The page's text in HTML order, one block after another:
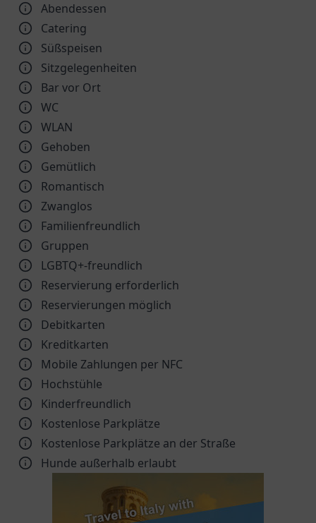
Abendessen
Catering
Süßspeisen
Sitzgelegenheiten
Bar vor Ort
WC
WLAN
Gehoben
Gemütlich
Romantisch
Zwanglos
Familienfreundlich
Gruppen
LGBTQ+-freundlich
Reservierung erforderlich
Reservierungen möglich
Debitkarten
Kreditkarten
Mobile Zahlungen per NFC
Hochstühle
Kinder­freundlich
Kostenlose Parkplätze
Kostenlose Parkplätze an der Straße
Hunde außerhalb erlaubt